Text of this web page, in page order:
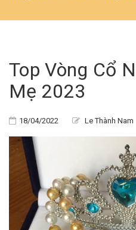
Top Vòng Cổ
Mẹ 2023
18/04/2022 Le Thành Nam